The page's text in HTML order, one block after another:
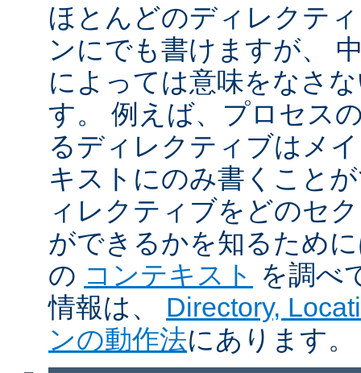
ほとんどのディレクテ
ンにでも書けますが、
によっては意味をなさ
す。 例えば、プロセス
るディレクティブはメ
キストにのみ書くこと
ィレクティブをどのセ
ができるかを知るため
の コンテキスト を調べ
情報は、 Directory,
ンの動作法にあります。